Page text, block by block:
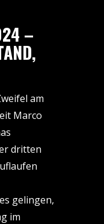
–
am
Marco
dritten
gelingen,
im